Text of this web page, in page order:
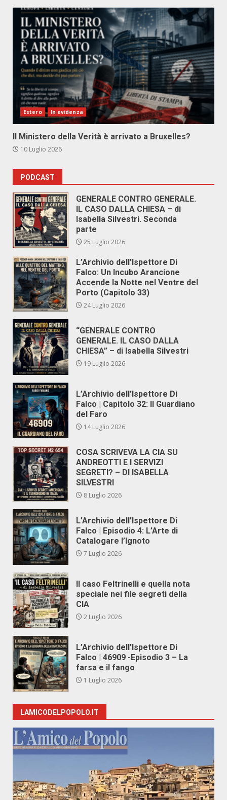
Estero In evidenza
Il Ministero della Verità è arrivato a Bruxelles?
10 Luglio 2026
PODCAST
GENERALE CONTRO GENERALE.
IL CASO DALLA CHIESA – di
Isabella Silvestri. Seconda
parte
25 Luglio 2026
L’Archivio dell’Ispettore Di
Falco: Un Incubo Arancione
Accende la Notte nel Ventre del
Porto (Capitolo 33)
24 Luglio 2026
“GENERALE CONTRO
GENERALE. IL CASO DALLA
CHIESA” – di Isabella Silvestri
19 Luglio 2026
L’Archivio dell’Ispettore Di
Falco | Capitolo 32: Il Guardiano
del Faro
14 Luglio 2026
COSA SCRIVEVA LA CIA SU
ANDREOTTI E I SERVIZI
SEGRETI? – DI ISABELLA
SILVESTRI
8 Luglio 2026
L’Archivio dell’Ispettore Di
Falco | Episodio 4: L’Arte di
Catalogare l’Ignoto
7 Luglio 2026
Il caso Feltrinelli e quella nota
speciale nei file segreti della
CIA
2 Luglio 2026
L’Archivio dell’Ispettore Di
Falco | 46909 -Episodio 3 – La
farsa e il fango
1 Luglio 2026
LAMICODELPOPOLO.IT